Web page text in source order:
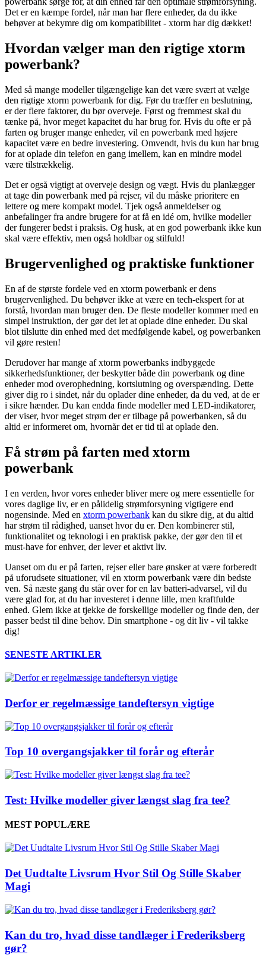
Det er en kæmpe fordel, når man har flere enheder, da du ikke
behøver at bekymre dig om kompatibilitet - xtorm har dig dækket!
Hvordan vælger man den rigtige xtorm
powerbank?
Med så mange modeller tilgængelige kan det være svært at vælge
den rigtige xtorm powerbank for dig. Før du træffer en beslutning,
er der flere faktorer, du bør overveje. Først og fremmest skal du
tænke på, hvor meget kapacitet du har brug for. Hvis du ofte er på
farten og bruger mange enheder, vil en powerbank med højere
kapacitet være en bedre investering. Omvendt, hvis du kun har brug
for at oplade din telefon en gang imellem, kan en mindre model
være tilstrækkelig.
Det er også vigtigt at overveje design og vægt. Hvis du planlægger
at tage din powerbank med på rejser, vil du måske prioritere en
lettere og mere kompakt model. Tjek også anmeldelser og
anbefalinger fra andre brugere for at få en idé om, hvilke modeller
der fungerer bedst i praksis. Og husk, at en god powerbank ikke kun
skal være effektiv, men også holdbar og stilfuld!
Brugervenlighed og praktiske funktioner
En af de største fordele ved en xtorm powerbank er dens
brugervenlighed. Du behøver ikke at være en tech-ekspert for at
forstå, hvordan man bruger den. De fleste modeller kommer med en
simpel instruktion, der gør det let at oplade dine enheder. Du skal
blot tilslutte din enhed med det medfølgende kabel, og powerbanken
vil gøre resten!
Derudover har mange af xtorm powerbanks indbyggede
sikkerhedsfunktioner, der beskytter både din powerbank og dine
enheder mod overophedning, kortslutning og overspænding. Dette
giver dig ro i sindet, når du oplader dine enheder, da du ved, at de er
i sikre hænder. Du kan endda finde modeller med LED-indikatorer,
der viser, hvor meget strøm der er tilbage på powerbanken, så du
altid er informeret om, hvornår det er tid til at oplade den.
Få strøm på farten med xtorm
powerbank
I en verden, hvor vores enheder bliver mere og mere essentielle for
vores daglige liv, er en pålidelig strømforsyning vigtigere end
nogensinde. Med en xtorm powerbank kan du sikre dig, at du altid
har strøm til rådighed, uanset hvor du er. Den kombinerer stil,
funktionalitet og teknologi i en praktisk pakke, der gør den til et
must-have for enhver, der lever et aktivt liv.
Uanset om du er på farten, rejser eller bare ønsker at være forberedt
på uforudsete situationer, vil en xtorm powerbank være din bedste
ven. Så næste gang du står over for en lav batteri-advarsel, vil du
være glad for, at du har investeret i denne lille, men kraftfulde
enhed. Glem ikke at tjekke de forskellige modeller og finde den, der
passer bedst til dine behov. Din smartphone - og dit liv - vil takke
dig!
SENESTE ARTIKLER
Derfor er regelmæssige tandeftersyn vigtige
Top 10 overgangsjakker til forår og efterår
Test: Hvilke modeller giver længst slag fra tee?
MEST POPULÆRE
Det Uudtalte Livsrum Hvor Stil Og Stille Skaber
Magi
Kan du tro, hvad disse tandlæger i Frederiksberg
gør?